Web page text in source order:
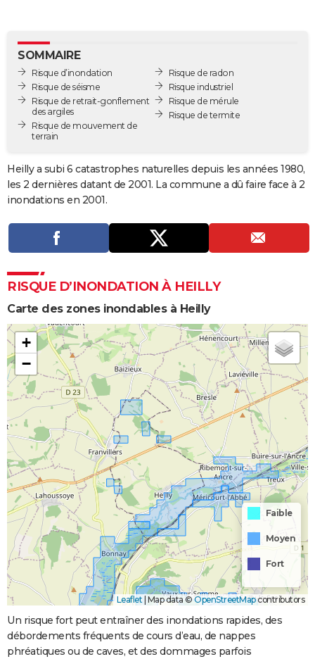
GUIDES D'ACHAT
BONS PLANS
CARTE DE VOEUX
Carte de Noël
Carte Bonne année
Carte Saint-Valentin
Carte Pâques
Carte d'anniversaire
DICTIONNAIRE
COPAINS D'AVANT
Bricolage
Lifestyle
Culture
Sport
Auto
Television
Voyage
Cinema
SOMMAIRE
Risque d’inondation
Risque de séisme
Risque de retrait-gonflement
des argiles
Risque de mouvement de
terrain
Risque de radon
Risque industriel
Risque de mérule
Risque de termite
Heilly a subi 6 catastrophes naturelles depuis les années 1980,
les 2 dernières datant de 2001. La commune a dû faire face à 2
inondations en 2001.
RISQUE D’INONDATION À HEILLY
Carte des zones inondables à Heilly
+
−
Faible
Moyen
Fort
Leaflet | Map data ©OpenStreetMapcontributors
Un risque fort peut entraîner des inondations rapides, des
débordements fréquents de cours d’eau, de nappes
phréatiques ou de caves, et des dommages parfois